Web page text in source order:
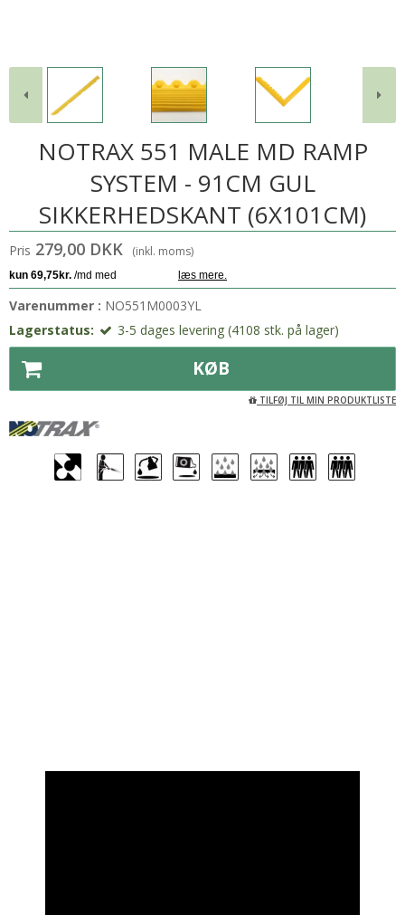
NOTRAX 551 MALE MD RAMP
SYSTEM - 91CM GUL
SIKKERHEDSKANT (6X101CM)
Pris 279,00 DKK (inkl. moms)
Varenummer : NO551M0003YL
Lagerstatus:
3-5 dages levering (4108 stk. på lager)
KØB
TILFØJ TIL MIN PRODUKTLISTE